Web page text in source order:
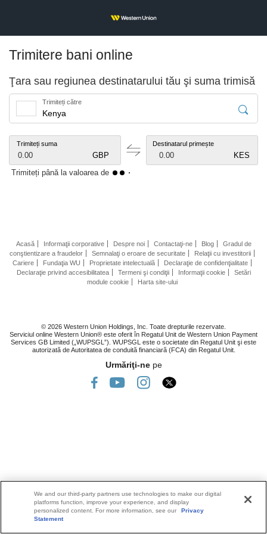
Trimitere bani online
Ţara sau regiunea destinatarului tău şi suma trimisă
Trimiteți către
Trimiteți suma
GBP
0.00
Destinatarul primește
KES
0.00
Trimiteți până la valoarea de
Acasă Informaţii corporative Despre noi Contactaţi-ne Blog
Gradul de
conştientizare a fraudelor
Semnalaţi o eroare de securitate
Relaţii cu investitorii
Cariere
Fundaţia WU Proprietate intelectuală
Declaraţie de confidenţialitate
Declaraţie privind accesibilitatea
Termeni şi condiţii Informaţii cookie
Setări
module cookie
Harta site-ului
© 2026 Western Union Holdings, Inc. Toate drepturile rezervate.
Serviciul online Western Union® este oferit în Regatul Unit de Western Union Payment
Services GB Limited („WUPSGL”). WUPSGL este o societate din Regatul Unit şi este
autorizată de Autoritatea de conduită financiară (FCA) din Regatul Unit.
Urmăriţi-nepe
We and our third-party partners use technologies to make our digital
platforms function, improve your experience, and display
personalized content. For more information, see our
Privacy
Statement